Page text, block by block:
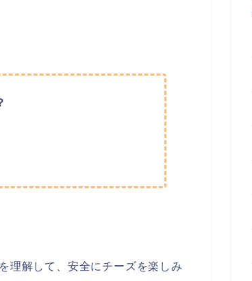
理解して、安全にチーズを楽しみ